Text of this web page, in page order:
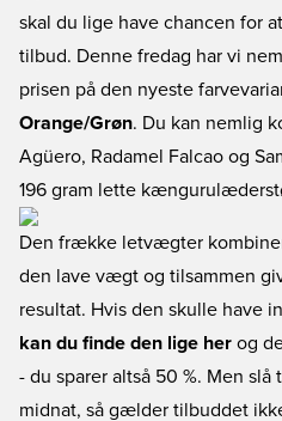
skal du lige have chancen for
tilbud. Denne fredag har vi
prisen på den nyeste
Orange/Grøn. Du kan nemlig
Agüero, Radamel Falcao og
196 gram lette
Den frække letvægter
den lave vægt og tilsammen
resultat. Hvis den skulle have
kan du finde den lige her og
- du sparer altså 50 %. Men
midnat, så gælder tilbuddet